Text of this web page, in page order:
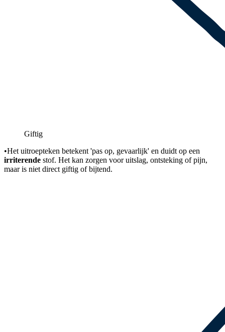
Giftig
•Het uitroepteken betekent 'pas op, gevaarlijk' en duidt op een
irriterende stof. Het kan zorgen voor uitslag, ontsteking of pijn,
maar is niet direct giftig of bijtend.